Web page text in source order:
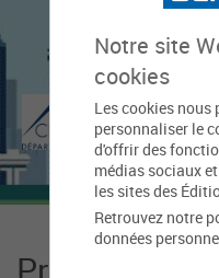
Notre site
cookies
Les cookies nous
personnaliser le
d'offrir des
médias sociaux
les sites des
Retrouvez notre
données
-